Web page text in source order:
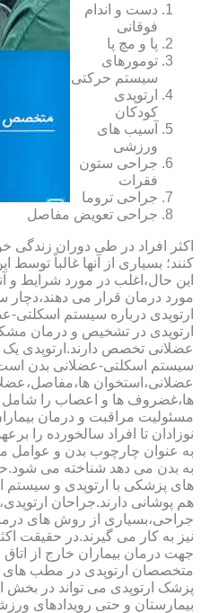
دست و اندام
فوقانی
پا و مچ پا
تومورهای
سیستم حرکتی
ارتوپدی
کودکان
آسیب های
ورزشی
جراحی ستون
فقرات
جراحی تروما
جراحی تعویض مفاصل
اکثر افراد در طی دوران زندگی
کنند؛ بسیاری از آنها غالباً
این حال،اغلب در مورد شرایط و
مورد درمان قرار می
ارتوپدی درباره سیستم
ارتوپدی در تشخیص و درمان
عضلانی تخصص دارند.ارتوپدی
سیستم اسکلتی-عضلانی بدن
عضلانی،استخوان
ها،غضروف ها و اعصاب را شامل
مسئولیت مراقبت و درمان
نوزادان تا افراد سالخورده را
به عنوان چارچوب بدن و عوامل
به بدن می دهد شناخته می
های پزشکی با ارتوپدی و
هم پوشانی دارند.جراحان
جراحی،بسیاری از روش های
نیز به کار می گیرند.در حقیقت
جهت درمان بیماران خارج از
متخصصان ارتوپدی در مطب
پزشک ارتوپدی می تواند در
بیمارستان و حتی رویدادهای